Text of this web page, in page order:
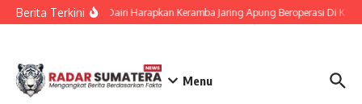
Lewati ke konten
Berita TerkiniBupati Dairi Harapkan Keramba Jaring Apung Beroperasi Di
Menu